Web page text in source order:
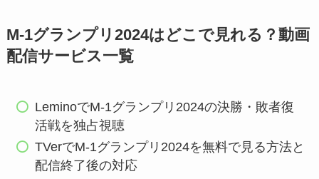
M-1グランプリ2024はどこで見れる？動画
配信サービス一覧
LeminoでM-1グランプリ2024の決勝・敗者復
活戦を独占視聴
TVerでM-1グランプリ2024を無料で見る方法と
配信終了後の対応